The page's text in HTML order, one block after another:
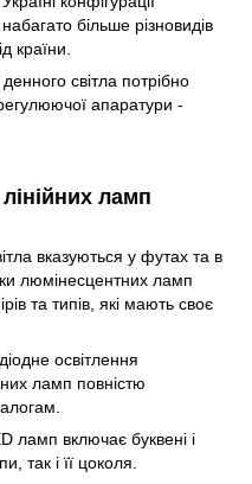
більше різновидів
країни.
світла потрібно
апаратури -
ламп
вказуються у футах та в
люмінесцентних ламп
та типів, які мають своє
освітлення
ламп повністю
ламп включає буквені і
так і її цоколя.